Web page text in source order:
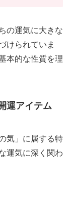
の運気に大きな
けられていま
本的な性質を理
運アイテム
気」に属する特
運気に深く関わ